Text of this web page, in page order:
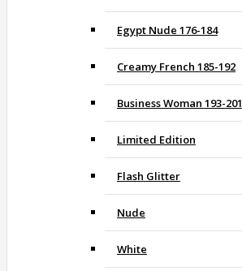
Egypt Nude 176-184
Creamy French 185-192
Business Woman 193-201
Limited Edition
Flash Glitter
Nude
White